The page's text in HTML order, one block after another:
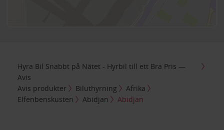
Hyra Bil Snabbt på Nätet - Hyrbil till ett Bra Pris —
Avis
Avis produkter
Biluthyrning
Afrika
Elfenbenskusten
Abidjan Abidjan